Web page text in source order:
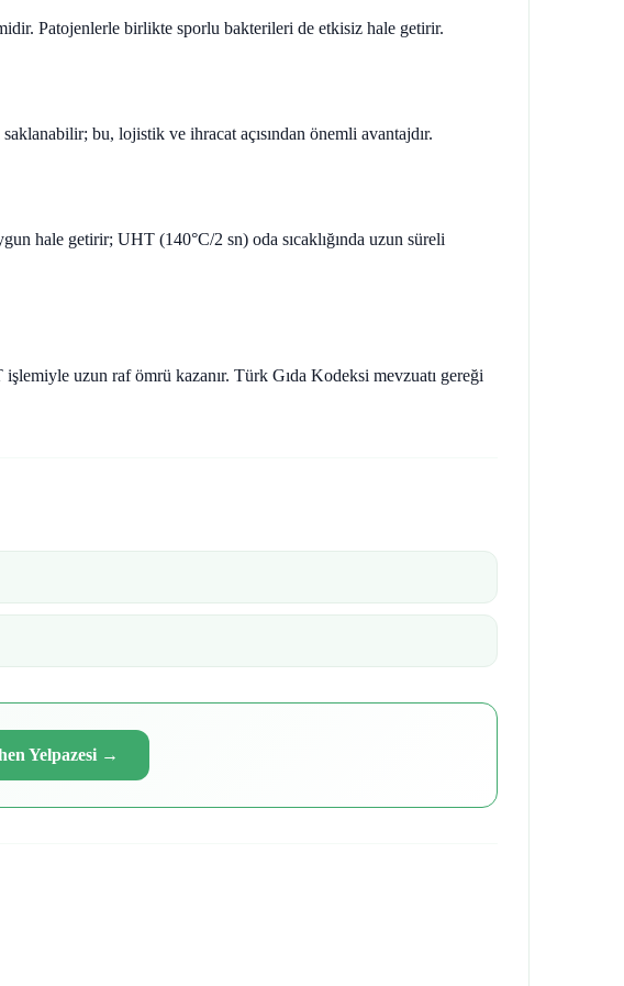
Patojenlerle birlikte sporlu bakterileri de etkisiz hale getirir.
bu, lojistik ve ihracat açısından önemli avantajdır.
hale getirir; UHT (140°C/2 sn) oda sıcaklığında uzun süreli
uzun raf ömrü kazanır. Türk Gıda Kodeksi mevzuatı gereği
Yelpazesi →